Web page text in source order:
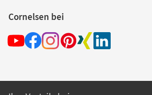
Cornelsen bei